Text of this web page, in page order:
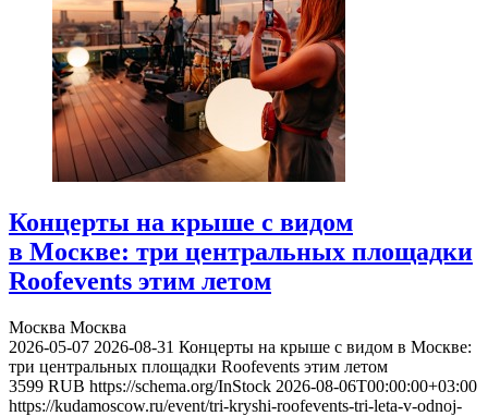
Концерты на крыше с видом
в Москве: три центральных площадки
Roofevents этим летом
Москва Москва
2026-05-07 2026-08-31 Концерты на крыше с видом в Москве:
три центральных площадки Roofevents этим летом
3599 RUB https://schema.org/InStock 2026-08-06T00:00:00+03:00
https://kudamoscow.ru/event/tri-kryshi-roofevents-tri-leta-v-odnoj-